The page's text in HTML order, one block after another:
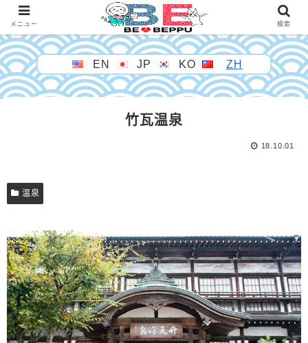
EN JP KO ZH
竹瓦温泉
18.10.01
温泉
メニュー 検索